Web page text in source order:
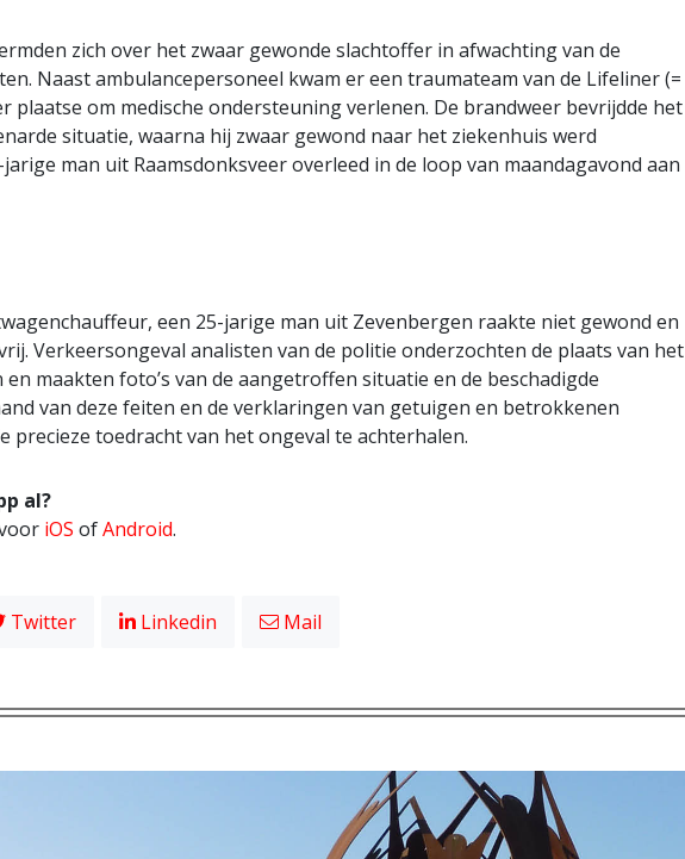
zich over het zwaar gewonde slachtoffer in afwachting van de
Naast ambulancepersoneel kwam er een traumateam van de Lifeliner (=
plaatse om medische ondersteuning verlenen. De brandweer bevrijdde het
situatie, waarna hij zwaar gewond naar het ziekenhuis werd
man uit Raamsdonksveer overleed in de loop van maandagavond aan
een 25-jarige man uit Zevenbergen raakte niet gewond en
Verkeersongeval analisten van de politie onderzochten de plaats van het
maakten foto’s van de aangetroffen situatie en de beschadigde
van deze feiten en de verklaringen van getuigen en betrokkenen
precieze toedracht van het ongeval te achterhalen.
al?
iOS ofAndroid.
Twitter Linkedin Mail